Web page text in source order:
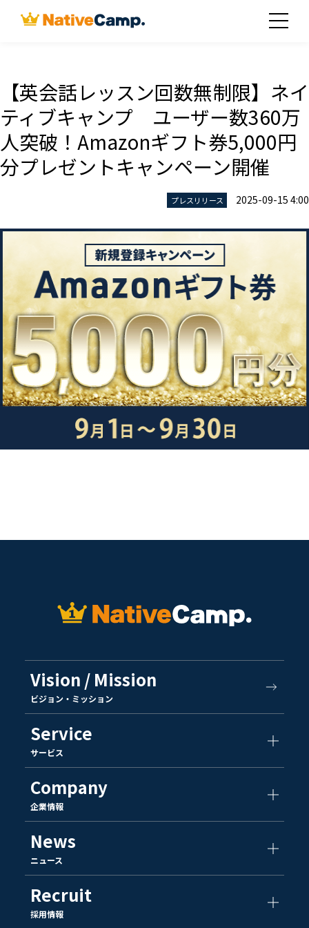
【英会話レッスン回数無制限】ネイ
ティブキャンプ ユーザー数360万
人突破！Amazonギフト券5,000円
分プレゼントキャンペーン開催
プレスリリース 2025-09-15 4:00
Vision / Mission
ビジョン・ミッション
Service
サービス
Company
企業情報
News
ニュース
Recruit
採用情報